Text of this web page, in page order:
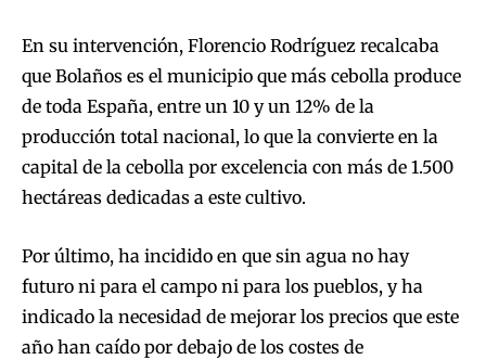
En su intervención, Florencio Rodríguez recalcaba
que Bolaños es el municipio que más cebolla produce
de toda España, entre un 10 y un 12% de la
producción total nacional, lo que la convierte en la
capital de la cebolla por excelencia con más de 1.500
hectáreas dedicadas a este cultivo.
Por último, ha incidido en que sin agua no hay
futuro ni para el campo ni para los pueblos, y ha
indicado la necesidad de mejorar los precios que este
año han caído por debajo de los costes de